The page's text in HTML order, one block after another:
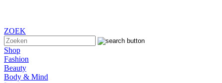
ZOEK
Shop
Fashion
Beauty
Body & Mind